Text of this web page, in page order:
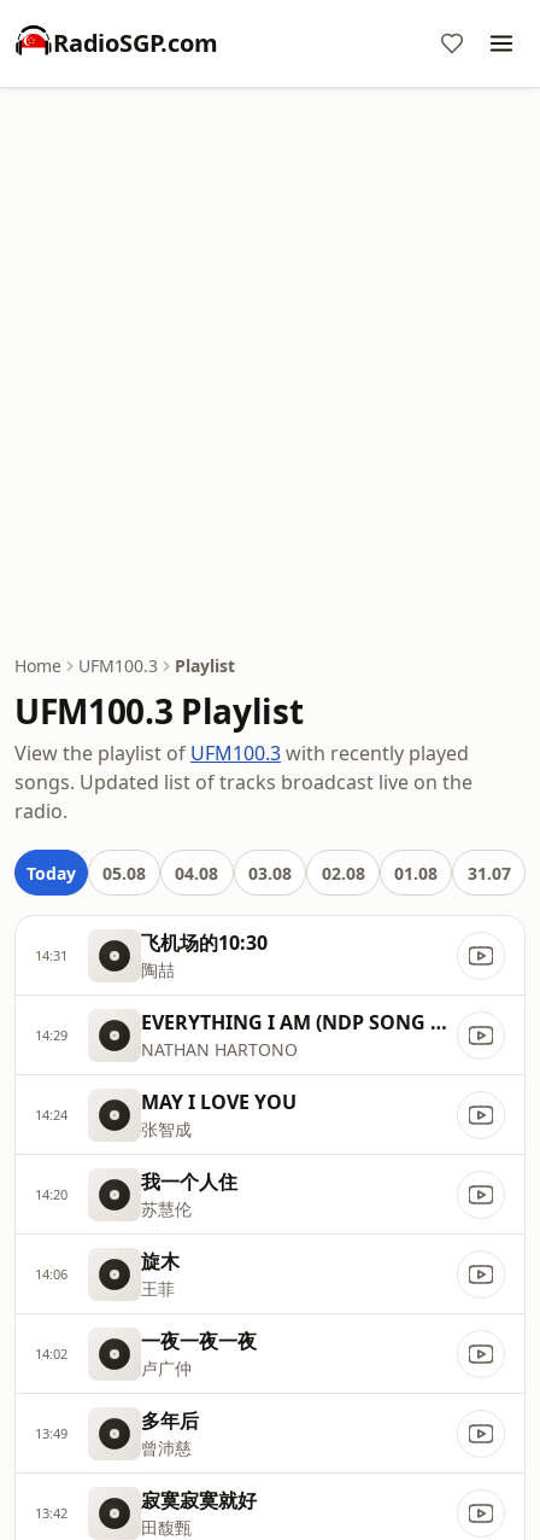
RadioSGP.com
Home UFM100.3 Playlist
UFM100.3 Playlist
View the playlist of UFM100.3with recently played
songs. Updated list of tracks broadcast live on the
radio.
Today 05.08 04.08 03.08 02.08 01.08 31.07
14:31 飞机场的10:30
陶喆
14:29 EVERYTHING I AM (NDP SONG 2020)
NATHAN HARTONO
14:24 MAY I LOVE YOU
张智成
14:20 我一个人住
苏慧伦
14:06 旋木
王菲
14:02 一夜一夜一夜
卢广仲
13:49 多年后
曾沛慈
13:42 寂寞寂寞就好
田馥甄